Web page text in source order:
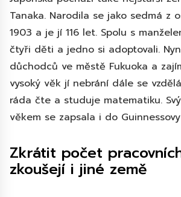
Tanaka. Narodila se jako sedmá z
1903 a je jí 116 let. Spolu s
čtyři děti a jedno si adoptovali.
důchodců ve městě Fukuoka a
vysoký věk jí nebrání dále se
ráda čte a studuje matematiku.
věkem se zapsala i do
Zkrátit počet
zkoušejí i jiné země